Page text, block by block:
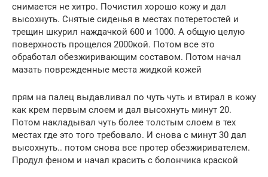
снимается не хитро. Почистил хорошо кожу и дал
высохнуть. Снятые сиденья в местах потеретостей и
трещин шкурил наждачкой 600 и 1000. А общую целую
поверхность прощелся 2000кой. Потом все это
обработал обезжиривающим составом. Потом начал
мазать поврежденные места жидкой кожей
прям на палец выдавливал по чуть чуть и втирал в кожу
как крем первым слоем и дал высохнуть минут 20.
Потом накладывал чуть более толстым слоем в тех
местах где это того требовало. И снова с минут 30 дал
высохнуть.. потом снова все протер обезжиривателем.
Продул феном и начал красить с болончика краской